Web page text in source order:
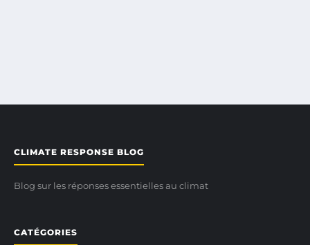
CLIMATE RESPONSE BLOG
Blog sur les réponses essentielles au climat
CATÉGORIES